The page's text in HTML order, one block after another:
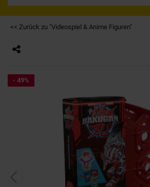
<< Zurück zu "Videospiel & Anime Figuren"
- 49%